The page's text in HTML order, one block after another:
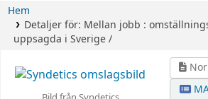
Hem
Detaljer för: Mellan jobb :
uppsagda i Sverige /